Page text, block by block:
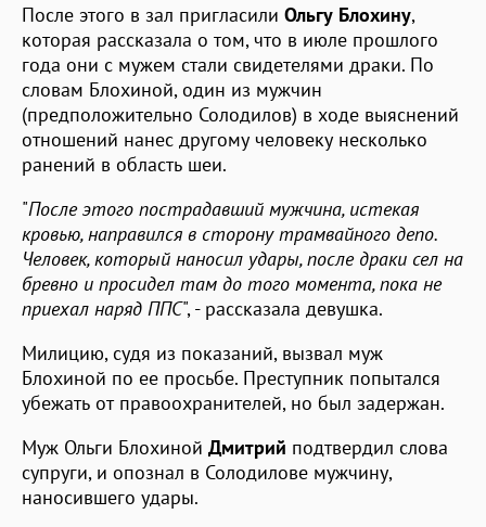
После этого в зал пригласили Ольгу Блохину,
которая рассказала о том, что в июле прошлого
года они с мужем стали свидетелями драки. По
словам Блохиной, один из мужчин
(предположительно Солодилов) в ходе выяснений
отношений нанес другому человеку несколько
ранений в область шеи.
"После этого пострадавший мужчина, истекая
кровью, направился в сторону трамвайного депо.
Человек, который наносил удары, после драки сел на
бревно и просидел там до того момента, пока не
приехал наряд ППС", - рассказала девушка.
Милицию, судя из показаний, вызвал муж
Блохиной по ее просьбе. Преступник попытался
убежать от правоохранителей, но был задержан.
Муж Ольги Блохиной Дмитрий подтвердил слова
супруги, и опознал в Солодилове мужчину,
наносившего удары.